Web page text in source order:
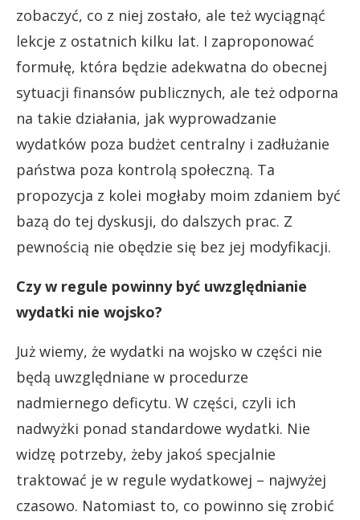
zobaczyć, co z niej zostało, ale też wyciągnąć
lekcje z ostatnich kilku lat. I zaproponować
formułę, która będzie adekwatna do obecnej
sytuacji finansów publicznych, ale też odporna
na takie działania, jak wyprowadzanie
wydatków poza budżet centralny i zadłużanie
państwa poza kontrolą społeczną. Ta
propozycja z kolei mogłaby moim zdaniem być
bazą do tej dyskusji, do dalszych prac. Z
pewnością nie obędzie się bez jej modyfikacji.
Czy w regule powinny być uwzględnianie
wydatki nie wojsko?
Już wiemy, że wydatki na wojsko w części nie
będą uwzględniane w procedurze
nadmiernego deficytu. W części, czyli ich
nadwyżki ponad standardowe wydatki. Nie
widzę potrzeby, żeby jakoś specjalnie
traktować je w regule wydatkowej – najwyżej
czasowo. Natomiast to, co powinno się zrobić